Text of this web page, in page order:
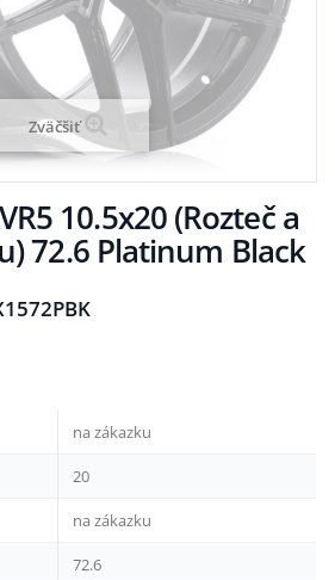
Zväčšiť
10.5x20 (Rozteč a
72.6 Platinum Black
na zákazku
20
na zákazku
72.6